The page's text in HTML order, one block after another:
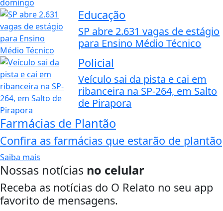
Educação
SP abre 2.631 vagas de estágio
para Ensino Médio Técnico
Policial
Veículo sai da pista e cai em
ribanceira na SP-264, em Salto
de Pirapora
Farmácias de Plantão
Confira as farmácias que estarão de plantão
Saiba mais
Nossas notícias no celular
Receba as notícias do O Relato no seu app
favorito de mensagens.